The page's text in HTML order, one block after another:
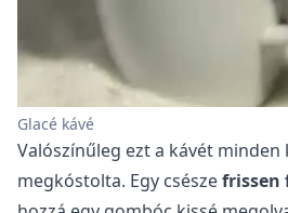
Glacé kávé
Valószínűleg ezt a kávét minden
megkóstolta. Egy csészefrissen